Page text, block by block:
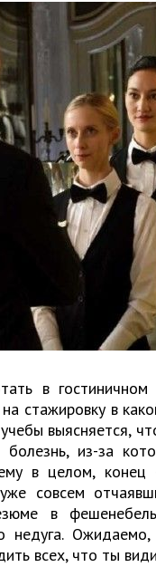
в
стажировку в
выясняется,
болезнь, из-за
в целом,
совсем
в
недуга.
всех, что ты